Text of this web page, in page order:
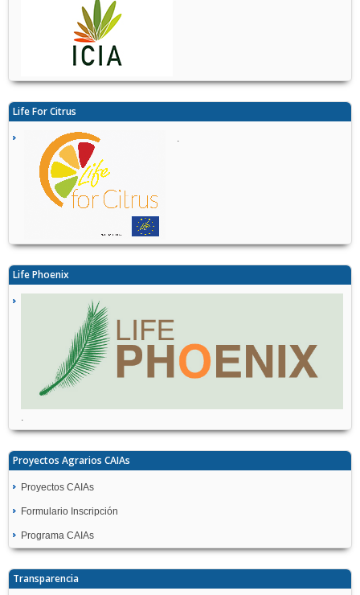
Life For Citrus
.
Life Phoenix
.
Proyectos Agrarios CAIAs
Proyectos CAIAs
Formulario Inscripción
Programa CAIAs
Transparencia